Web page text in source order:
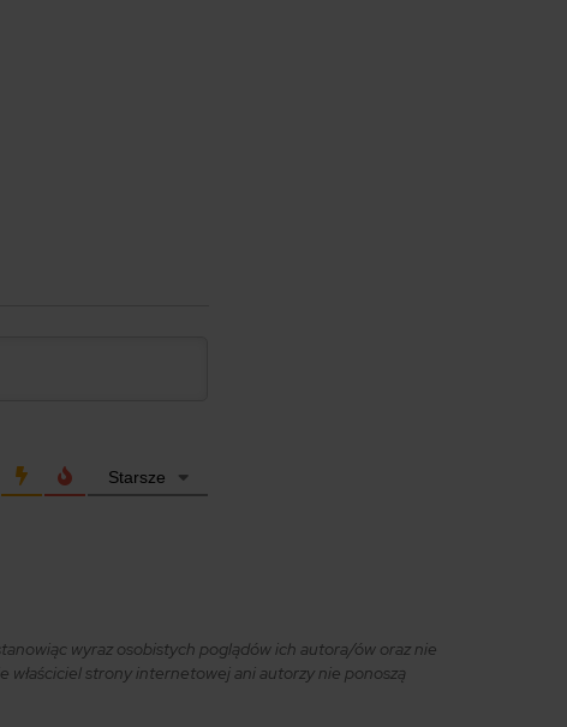
Starsze
wyraz osobistych poglądów ich autora/ów oraz nie
strony internetowej ani autorzy nie ponoszą